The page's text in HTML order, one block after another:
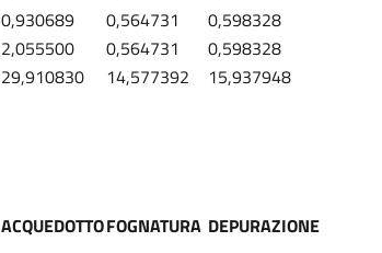
0,930689 0,564731
0,598328
2,055500 0,564731
0,598328
29,910830 14,577392
15,937948
ACQUEDOTTOFOGNATURA DEPURAZIONE